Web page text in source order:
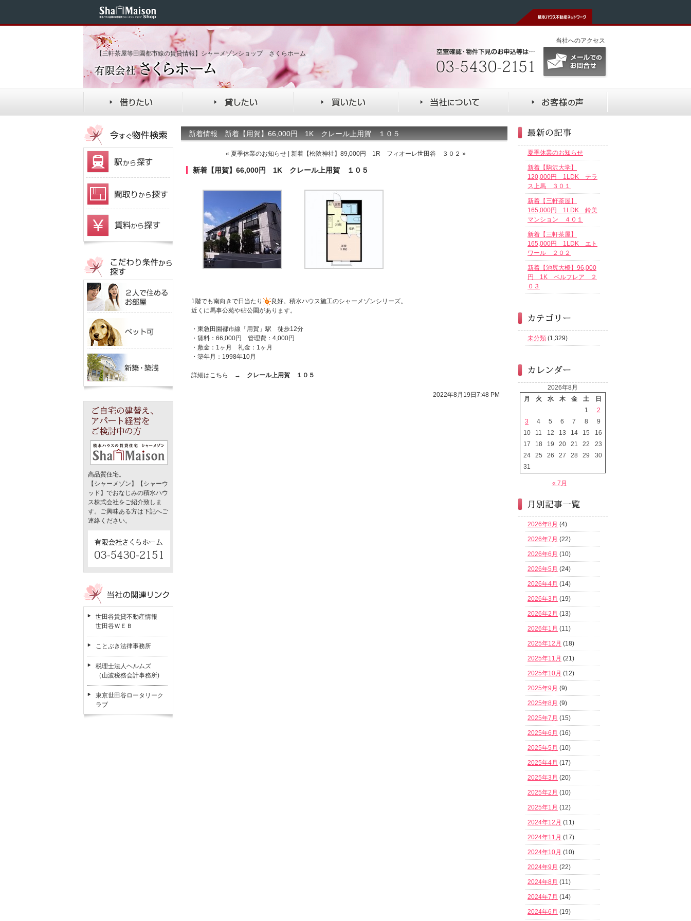
【三軒茶屋等田園都市線の賃貸情報】シャーメゾンショップ さくらホーム
当社へのアクセス
高品質住宅。
【シャーメゾン】【シャーウ
ッド】でおなじみの積水ハウ
ス株式会社をご紹介致しま
す。ご興味ある方は下記へご
連絡ください。
世田谷賃貸不動産情報
世田谷ＷＥＢ
ことぶき法律事務所
税理士法人ヘルムズ
（山波税務会計事務所)
東京世田谷ロータリーク
ラブ
新着情報 新着【用賀】66,000円 1K クレール上用賀 １０５
« 夏季休業のお知らせ| 新着【松陰神社】89,000円 1R フィオーレ世田谷 ３０２ »
新着【用賀】66,000円 1K クレール上用賀 １０５
1階でも南向きで日当たり
良好。積水ハウス施工のシャーメゾンシリーズ。
近くに馬事公苑や砧公園があります。
・東急田園都市線「用賀」駅 徒歩12分
・賃料：66,000円 管理費：4,000円
・敷金：1ヶ月 礼金：1ヶ月
・築年月：1998年10月
詳細はこちら → クレール上用賀 １０５
2022年8月19日7:48 PM
夏季休業のお知らせ
新着【駒沢大学】
120,000円 1LDK テラ
ス上馬 ３０１
新着【三軒茶屋】
165,000円 1LDK 鈴美
マンション ４０１
新着【三軒茶屋】
165,000円 1LDK エト
ワール ２０２
新着【池尻大橋】96,000
円 1K ベルフレア ２
０３
未分類 (1,329)
2026年8月
月
火 水 木 金 土
日
1
2
3
4 5 6 7 8
9
10
11 12 13 14 15
16
17
18 19 20 21 22
23
24
25 26 27 28 29
30
31
« 7月
2026年8月 (4)
2026年7月 (22)
2026年6月 (10)
2026年5月 (24)
2026年4月 (14)
2026年3月 (19)
2026年2月 (13)
2026年1月 (11)
2025年12月 (18)
2025年11月 (21)
2025年10月 (12)
2025年9月 (9)
2025年8月 (9)
2025年7月 (15)
2025年6月 (16)
2025年5月 (10)
2025年4月 (17)
2025年3月 (20)
2025年2月 (10)
2025年1月 (12)
2024年12月 (11)
2024年11月 (17)
2024年10月 (10)
2024年9月 (22)
2024年8月 (11)
2024年7月 (14)
2024年6月 (19)